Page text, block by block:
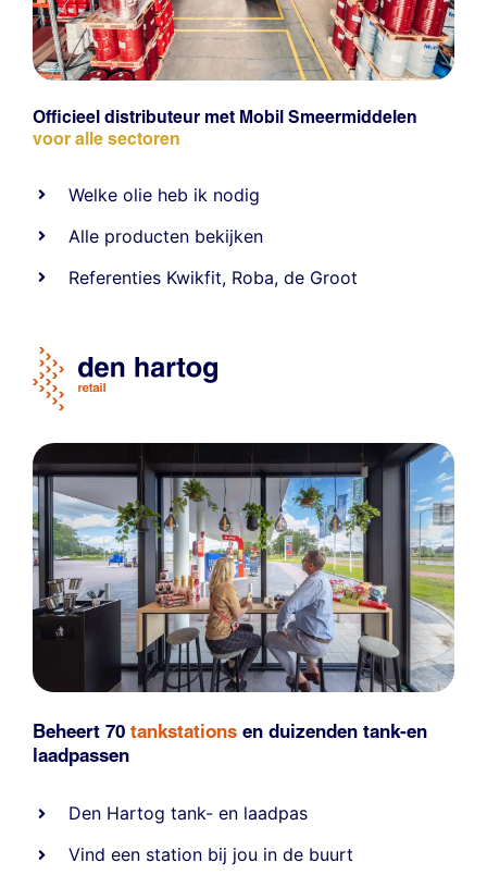
Officieel distributeur met Mobil Smeermiddelen
voor alle sectoren
Welke olie heb ik nodig
Alle producten bekijken
Referenties Kwikfit, Roba,de Groot
Beheert 70 tankstations en duizenden tank-en
laadpassen
Den Hartog tank- en laadpas
Vind een station bij jou in de buurt